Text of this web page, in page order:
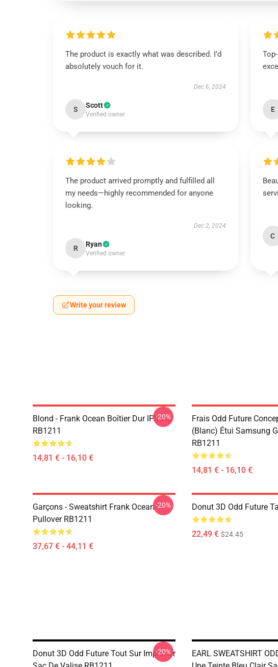
The product is exactly what was described. I’d
absolutely vouch for it.
Dec 6, 2024
S Scott
Verified owner
E
The product arrived promptly and fulfilled all
my needs—highly recommended for anyone
looking.
Dec 2, 2024
R Ryan
Verified owner
C
Write your review
Blond - Frank Ocean Boîtier Dur IPhone
RB1211
14,81 € - 16,10 €
-20%
Frais Odd Future
(blanc) Étui Samsung
RB1211
14,81 € - 16,10 €
Garçons - Sweatshirt Frank Ocean
Pullover RB1211
37,67 € - 44,11 €
-20% Donut 3D Odd Future
22,49 € $24.45
Donut 3D Odd Future Tout Sur Imprimer
-20%
EARL SWEATSHIRT